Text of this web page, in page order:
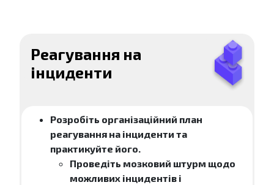
Реагування на
інциденти
Розробіть організаційний план
реагування на інциденти та
практикуйте його.
Проведіть мозковий штурм щодо
можливих інцидентів і